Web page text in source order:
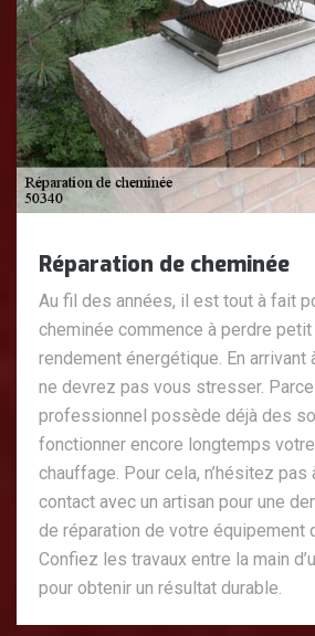
Réparation de cheminée
Au fil des années, il est tout à fait
cheminée commence à perdre
rendement énergétique. En arrivant
ne devrez pas vous stresser.
professionnel possède déjà des
fonctionner encore longtemps
chauffage. Pour cela, n’hésitez pas
contact avec un artisan pour une
de réparation de votre équipement
Confiez les travaux entre la main
pour obtenir un résultat durable.